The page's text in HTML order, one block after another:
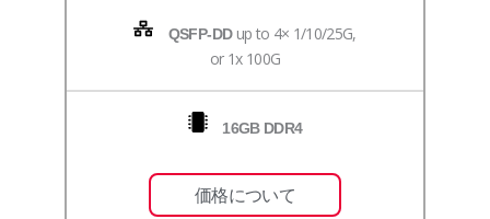
QSFP-DDup to 4× 1/10/25G,
or 1x 100G
16GB DDR4
価格について